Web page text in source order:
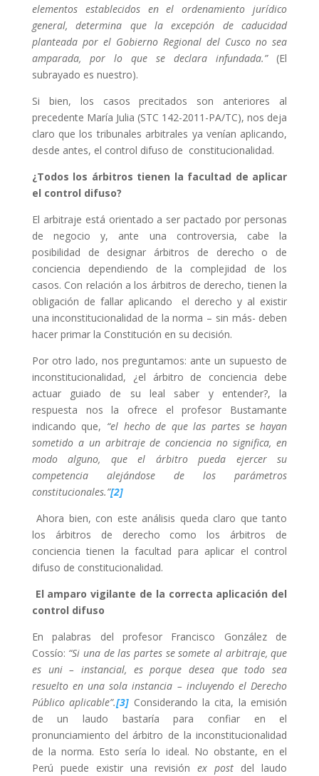
elementos establecidos en el ordenamiento jurídico
general, determina que la excepción de caducidad
planteada por el Gobierno Regional del Cusco no sea
amparada, por lo que se declara infundada.” (El
subrayado es nuestro).
Si bien, los casos precitados son anteriores al
precedente María Julia (STC 142-2011-PA/TC), nos deja
claro que los tribunales arbitrales ya venían aplicando,
desde antes, el control difuso de constitucionalidad.
¿Todos los árbitros tienen la facultad de aplicar
el control difuso?
El arbitraje está orientado a ser pactado por personas
de negocio y, ante una controversia, cabe la
posibilidad de designar árbitros de derecho o de
conciencia dependiendo de la complejidad de los
casos. Con relación a los árbitros de derecho, tienen la
obligación de fallar aplicando el derecho y al existir
una inconstitucionalidad de la norma – sin más- deben
hacer primar la Constitución en su decisión.
Por otro lado, nos preguntamos: ante un supuesto de
inconstitucionalidad, ¿el árbitro de conciencia debe
actuar guiado de su leal saber y entender?, la
respuesta nos la ofrece el profesor Bustamante
indicando que, “el hecho de que las partes se hayan
sometido a un arbitraje de conciencia no significa, en
modo alguno, que el árbitro pueda ejercer su
competencia alejándose de los parámetros
constitucionales.”[2]
Ahora bien, con este análisis queda claro que tanto
los árbitros de derecho como los árbitros de
conciencia tienen la facultad para aplicar el control
difuso de constitucionalidad.
El amparo vigilante de la correcta aplicación del
control difuso
En palabras del profesor Francisco González de
Cossío: “Si una de las partes se somete al arbitraje, que
es uni – instancial, es porque desea que todo sea
resuelto en una sola instancia – incluyendo el Derecho
Público aplicable”.[3] Considerando la cita, la emisión
de un laudo bastaría para confiar en el
pronunciamiento del árbitro de la inconstitucionalidad
de la norma. Esto sería lo ideal. No obstante, en el
Perú puede existir una revisiónex post del laudo